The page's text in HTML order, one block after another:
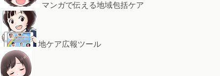
マンガで伝える地域包括ケア
地ケア広報ツール